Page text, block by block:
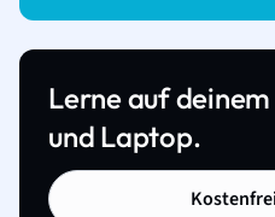
Lerne auf
und Laptop.